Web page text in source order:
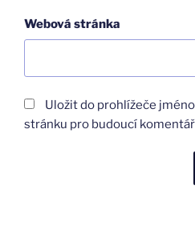
Webová stránka
Uložit do prohlížeče
stránku pro budoucí